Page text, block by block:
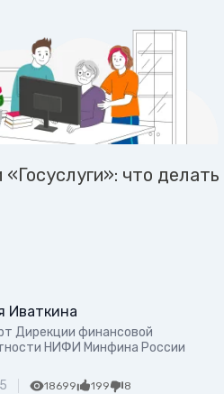
что делать
Иваткина
Дирекции финансовой
НИФИ Минфина России
18699 199 8